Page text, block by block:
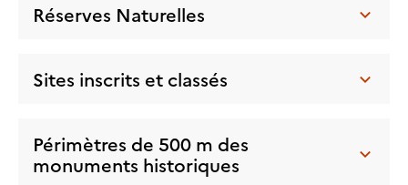
Réserves Naturelles
Sites inscrits et classés
Périmètres de 500 m des
monuments historiques